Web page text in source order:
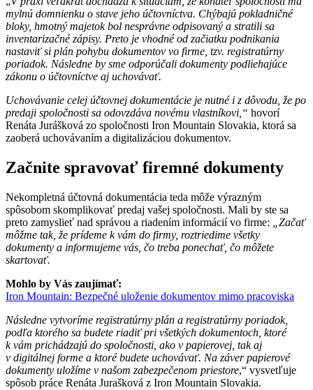
mylnú domnienku o stave jeho účtovníctva. Chýbajú pokladničné
bloky, hmotný majetok bol nesprávne odpisovaný a stratili sa
inventarizačné zápisy. Preto je vhodné od začiatku podnikania
nastaviť si plán pohybu dokumentov vo firme, tzv. registratúrny
poriadok. Následne by sme odporúčali dokumenty podliehajúce
zákonu o účtovníctve aj uchovávať.
Uchovávanie celej účtovnej dokumentácie je nutné i z dôvodu, že po
predaji spoločnosti sa odovzdáva novému vlastníkovi,“ hovorí
Renáta Jurášková zo spoločnosti Iron Mountain Slovakia, ktorá sa
zaoberá uchovávaním a digitalizáciou dokumentov.
Začnite spravovať firemné dokumenty
Nekompletná účtovná dokumentácia teda môže výrazným
spôsobom skomplikovať predaj vašej spoločnosti. Mali by ste sa
preto zamyslieť nad správou a riadením informácií vo firme:
„Začať
môžme tak, že prídeme k vám do firmy, roztriedime všetky
dokumenty a informujeme vás, čo treba ponechať, čo môžete
skartovať.
Mohlo by Vás zaujímať:
Iron Mountain: Bezpečné uloženie dokumentov mimo pracoviska
Následne vytvoríme registratúrny plán a registratúrny poriadok,
podľa ktorého sa budete riadiť pri všetkých dokumentoch, ktoré
k vám prichádzajú do spoločnosti, ako v papierovej, tak aj
v digitálnej forme a ktoré budete uchovávať. Na záver papierové
dokumenty uložíme v našom zabezpečenom priestore,“ vysvetľuje
spôsob práce Renáta Jurašková z Iron Mountain Slovakia.